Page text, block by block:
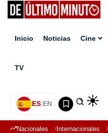
Inicio Noticias Cine
TV
ES|EN
Nacionales Internacionales